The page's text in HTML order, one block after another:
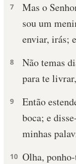
7
Mas o
sou um
enviar, irás;
8
Não temas
para te
9
Então
boca; e
minhas
10 Olha,